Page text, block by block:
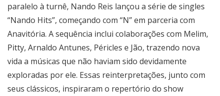
paralelo à turnê, Nando Reis lançou a série de singles
“Nando Hits”, começando com “N” em parceria com
Anavitória. A sequência inclui colaborações com Melim,
Pitty, Arnaldo Antunes, Péricles e Jão, trazendo nova
vida a músicas que não haviam sido devidamente
exploradas por ele. Essas reinterpretações, junto com
seus clássicos, inspiraram o repertório do show